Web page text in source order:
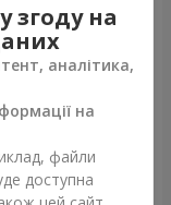
"Білий шовк"
Замовити
згоду на
аналітика,
на
файли
доступна